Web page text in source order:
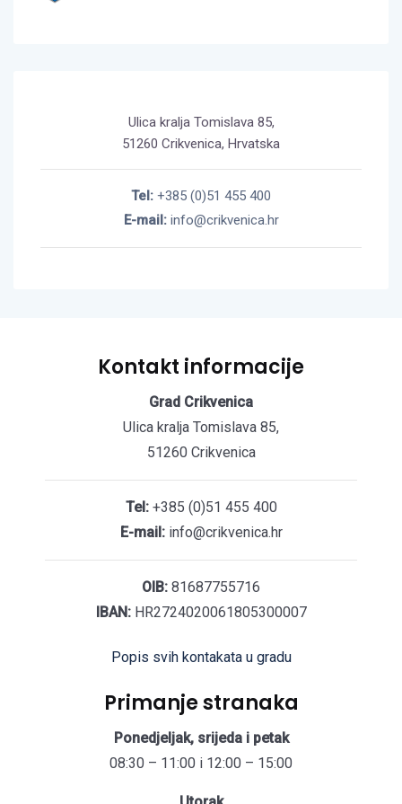
Ulica kralja Tomislava 85,
51260 Crikvenica, Hrvatska
Tel: +385 (0)51 455 400
E-mail:info@crikvenica.hr
Kontakt informacije
Grad Crikvenica
Ulica kralja Tomislava 85,
51260 Crikvenica
Tel:+385 (0)51 455 400
E-mail:info@crikvenica.hr
OIB: 81687755716
IBAN:HR2724020061805300007
Popis svih kontakata u gradu
Primanje stranaka
Ponedjeljak, srijeda i petak
08:30 – 11:00 i 12:00 – 15:00